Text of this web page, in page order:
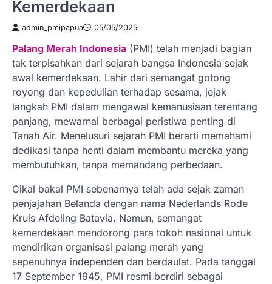
Kemerdekaan
admin_pmipapua 05/05/2025
Palang Merah Indonesia (PMI) telah menjadi bagian
tak terpisahkan dari sejarah bangsa Indonesia sejak
awal kemerdekaan. Lahir dari semangat gotong
royong dan kepedulian terhadap sesama, jejak
langkah PMI dalam mengawal kemanusiaan terentang
panjang, mewarnai berbagai peristiwa penting di
Tanah Air. Menelusuri sejarah PMI berarti memahami
dedikasi tanpa henti dalam membantu mereka yang
membutuhkan, tanpa memandang perbedaan.
Cikal bakal PMI sebenarnya telah ada sejak zaman
penjajahan Belanda dengan nama Nederlands Rode
Kruis Afdeling Batavia. Namun, semangat
kemerdekaan mendorong para tokoh nasional untuk
mendirikan organisasi palang merah yang
sepenuhnya independen dan berdaulat. Pada tanggal
17 September 1945, PMI resmi berdiri sebagai